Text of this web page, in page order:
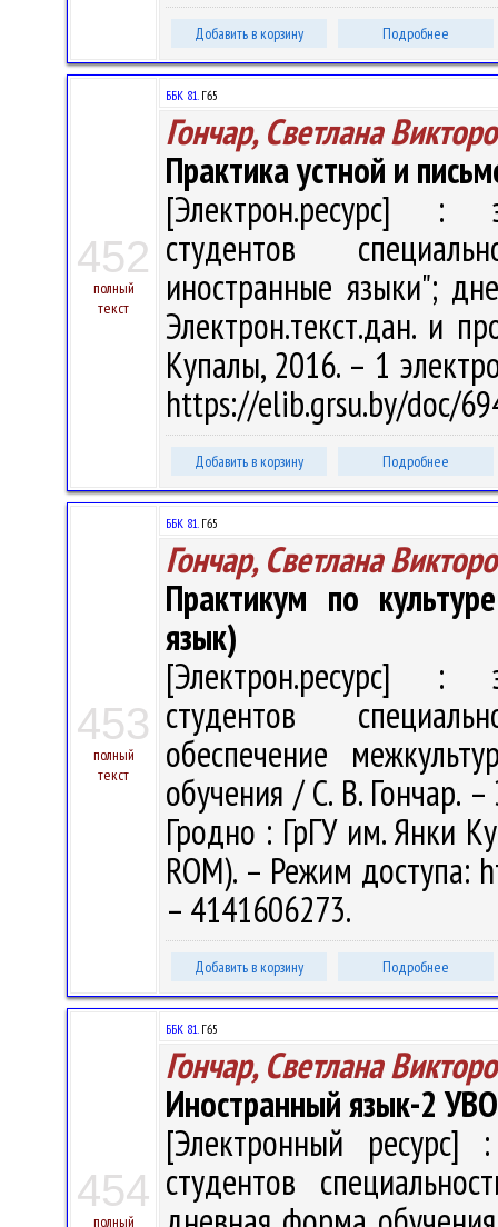
Добавить в корзину Подробнее
452
полный
текст
ББК 81.Г65
Гончар, Светлана
Практика устной и
[Электрон.ресурс] :
студентов
иностранные языки";
Электрон.текст.дан. и
Купалы, 2016. – 1
https://elib.grsu.by/doc/
Добавить в корзину Подробнее
453
полный
текст
ББК 81.Г65
Гончар, Светлана
Практикум по
язык)
[Электрон.ресурс] :
студентов
обеспечение
обучения / С. В. Гончар.
Гродно : ГрГУ им. Янки
ROM). – Режим доступа:
– 4141606273.
Добавить в корзину Подробнее
454
полный
ББК 81.Г65
Гончар, Светлана
Иностранный язык-2
[Электронный ресурс]
студентов